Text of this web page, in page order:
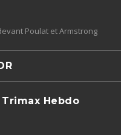
Poulat et Armstrong
Trimax Hebdo